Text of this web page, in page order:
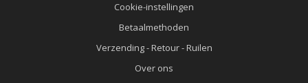
Cookie-instellingen
Betaalmethoden
Verzending - Retour - Ruilen
Over ons